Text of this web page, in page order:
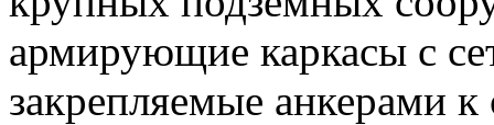
армирующие каркасы с
закрепляемые анкерами